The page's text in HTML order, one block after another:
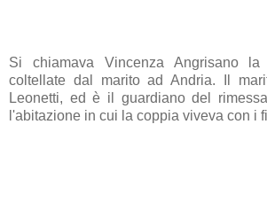
Si chiamava Vincenza Angrisanola
coltellate dal marito ad Andria. Il
Leonetti, ed è il guardiano del
l'abitazione in cui la coppia viveva con i